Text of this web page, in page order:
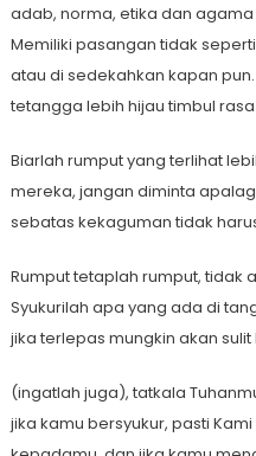
adab, norma, etika dan
Memiliki pasangan tidak
atau di sedekahkan kapan
tetangga lebih hijau timbul
Biarlah rumput yang terlihat
mereka, jangan diminta
sebatas kekaguman tidak
Rumput tetaplah rumput, tidak
Syukurilah apa yang ada di
jika terlepas mungkin akan sulit
(ingatlah juga), tatkala
jika kamu bersyukur, pasti